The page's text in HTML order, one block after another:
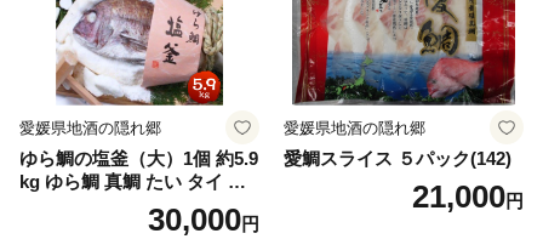
愛媛県地酒の隠れ郷
ゆら鯛の塩釜（大）1個 約5.9
kg ゆら鯛 真鯛 たい タイ 鯛
塩釜焼き 塩釜 魚 魚介類 海鮮
祝い事 お祝い ハレの日 食品
30,000円
愛媛県地酒の隠れ郷
愛鯛スライス ５パック(142)
21,000円